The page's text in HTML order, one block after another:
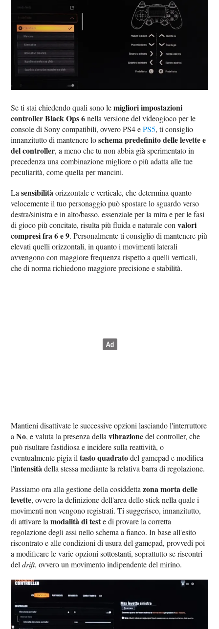
Se ti stai chiedendo quali sono lemigliori impostazioni
controller Black Ops 6nella versione del videogioco per le
console di Sony compatibili, ovvero PS4 ePS5, ti consiglio
innanzitutto di mantenere loschema predefinito delle levette e
del controller, a meno che tu non abbia già sperimentato in
precedenza una combinazione migliore o più adatta alle tue
peculiarità, come quella per mancini.
Lasensibilitàorizzontale e verticale, che determina quanto
velocemente il tuo personaggio può spostare lo sguardo verso
destra/sinistra e in alto/basso, essenziale per la mira e per le fasi
di gioco più concitate, risulta più fluida e naturale convalori
compresi fra 6 e 9. Personalmente ti consiglio di mantenere più
elevati quelli orizzontali, in quanto i movimenti laterali
avvengono con maggiore frequenza rispetto a quelli verticali,
che di norma richiedono maggiore precisione e stabilità.
Mantieni disattivate le successive opzioni lasciando l'interruttore
aNo, e valuta la presenza dellavibrazionedel controller, che
può risultare fastidiosa e incidere sulla reattività, o
eventualmente pigia iltasto quadratodel gamepad e modifica
l'intensitàdella stessa mediante la relativa barra di regolazione.
Passiamo ora alla gestione della cosiddettazona morta delle
levette, ovvero la definizione dell'area dello stick nella quale i
movimenti non vengono registrati. Ti suggerisco, innanzitutto,
di attivare lamodalità di teste di provare la corretta
regolazione degli assi nello schema a fianco. In base all'esito
riscontrato e alle condizioni di usura del gamepad, provvedi poi
a modificare le varie opzioni sottostanti, soprattutto se riscontri
deldrift, ovvero un movimento indipendente del mirino.